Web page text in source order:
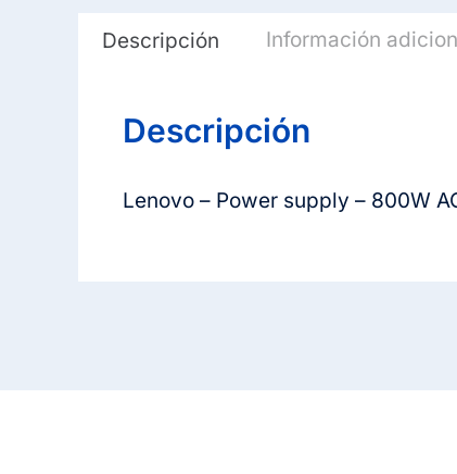
Descripción Información
Descripción
Lenovo – Power supply – 800W